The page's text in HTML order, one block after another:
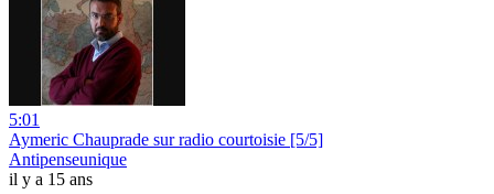
5:01
Aymeric Chauprade sur radio courtoisie [5/5]
Antipenseunique
il y a 15 ans